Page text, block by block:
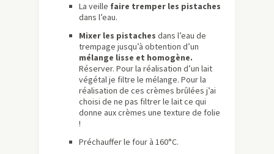
La veille faire tremper les pistaches
dans l’eau.
Mixer les pistaches dans l’eau de
trempage jusqu’à obtention d’un
mélange lisse et homogène.
Réserver. Pour la réalisation d’un lait
végétal je filtre le mélange. Pour la
réalisation de ces crèmes brûlées j’ai
choisi de ne pas filtrer le lait ce qui
donne aux crèmes une texture de folie
!
Préchauffer le four à 160°C.